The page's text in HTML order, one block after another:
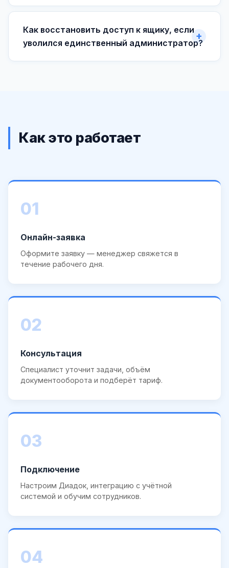
Как восстановить доступ к ящику, если
уволился единственный администратор?
Как это работает
01
Онлайн-заявка
Оформите заявку — менеджер свяжется в
течение рабочего дня.
02
Консультация
Специалист уточнит задачи, объём
документооборота и подберёт тариф.
03
Подключение
Настроим Диадок, интеграцию с учётной
системой и обучим сотрудников.
04